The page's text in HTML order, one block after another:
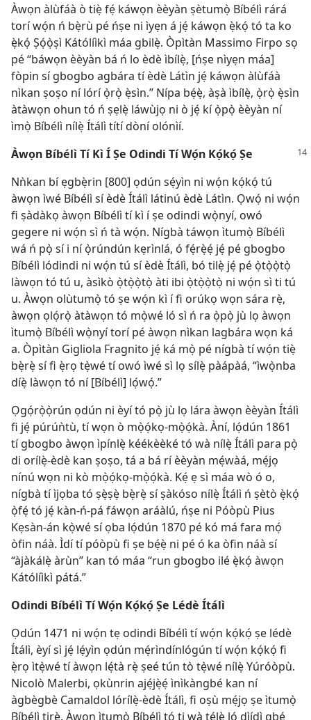
Àwọn àlùfáà ò tiẹ̀ fẹ́ káwọn èèyàn ṣètumọ̀ Bíbélì rárá
torí wọ́n ń bẹ̀rù pé ńṣe ni ìyẹn á jẹ́ káwọn ẹ̀kọ́ tó ta ko
ẹ̀kọ́ Ṣọ́ọ̀ṣì Kátólíìkì máa gbilẹ̀. Òpìtàn Massimo Firpo sọ
pé “báwọn èèyàn bá ń lo èdè ìbílẹ̀, [ńṣe nìyẹn máa]
fòpin sí gbogbo agbára tí èdè Látìn jẹ́ káwọn àlùfáà
nìkan ṣoṣo ní lórí ọ̀rọ̀ ẹ̀sìn.” Nípa bẹ́ẹ̀, àṣà ìbílẹ̀, ọ̀rọ̀ ẹ̀sìn
àtàwọn ohun tó ń ṣẹlẹ̀ láwùjọ ni ò jẹ́ kí ọ̀pọ̀ èèyàn ní
ìmọ̀ Bíbélì nílẹ̀ Ítálì títí dòní olónìí.
Àwọn Bíbélì Tí Kì Í Ṣe Odindi Tí Wọ́n Kọ́kọ́ Ṣe
Nǹkan bí ẹgbẹ̀rin [800] ọdún sẹ́yìn ni wọ́n kọ́kọ́ tú
àwọn ìwé Bíbélì sí èdè Ítálì látinú èdè Látìn. Ọwọ́ ni wọ́n
fi ṣàdàkọ àwọn Bíbélì tí kì í ṣe odindi wọ̀nyí, owó
gegere ni wọ́n sì ń tà wọ́n. Nígbà táwọn ìtumọ̀ Bíbélì
wá ń pọ̀ sí i ní ọ̀rúndún kẹrìnlá, ó fẹ́rẹ̀ẹ́ jẹ́ pé gbogbo
Bíbélì lódindi ni wọ́n tú sí èdè Ítálì, bó tilẹ̀ jẹ́ pé ọ̀tọ̀ọ̀tọ̀
làwọn tó tú u, àsìkò ọ̀tọ̀ọ̀tọ̀ àti ibi ọ̀tọ̀ọ̀tọ̀ ni wọ́n sì ti tú
u. Àwọn olùtumọ̀ tó ṣe wọ́n kì í fi orúkọ wọn sára rẹ̀,
àwọn ọlọ́rọ̀ àtàwọn tó mọ̀wé ló sì ń ra ọ̀pọ̀ jù lọ àwọn
ìtumọ̀ Bíbélì wọ̀nyí torí pé àwọn nìkan lagbára wọn ká
a. Òpìtàn Gigliola Fragnito jẹ́ ká mọ̀ pé nígbà tí wọ́n tiẹ̀
bẹ̀rẹ̀ sí fi ẹ̀rọ tẹ̀wé tí owó ìwé sì lọ sílẹ̀ pàápàá, “ìwọ̀nba
díẹ̀ làwọn tó ní [Bíbélì] lọ́wọ́.”
Ọgọ́rọ̀ọ̀rún ọdún ni èyí tó pọ̀ jù lọ lára àwọn èèyàn Ítálì
fi jẹ́ púrúǹtù, tí wọn ò mọ̀ọ́kọ-mọ̀ọ́kà. Àní, lọ́dún 1861
tí gbogbo àwọn ìpínlẹ̀ kéékèèké tó wà nílẹ̀ Ítálì para pọ̀
di orílẹ̀-èdè kan ṣoṣo, tá a bá rí èèyàn mẹ́wàá, mẹ́jọ
nínú wọn ni kò mọ̀ọ́kọ-mọ̀ọ́kà. Kẹ́ ẹ sì máa wò ó o,
nígbà tí ìjọba tó ṣẹ̀ṣẹ̀ bẹ̀rẹ̀ sí ṣàkóso nílẹ̀ Ítálì ń ṣètò ẹ̀kọ́
ọ̀fẹ́ tó jẹ́ kàn-ń-pá fáwọn aráàlú, ńṣe ni Póòpù Pius
Kẹsàn-án kọ̀wé sí ọba lọ́dún 1870 pé kó má fara mọ́
òfin náà. Ìdí tí póòpù fi ṣe bẹ́ẹ̀ ni pé ó ka òfin náà sí
“àjàkálẹ̀ àrùn” kan tó máa “run gbogbo ilé ẹ̀kọ́ àwọn
Kátólíìkì pátá.”
Odindi Bíbélì Tí Wọ́n Kọ́kọ́ Ṣe Lédè Ítálì
Ọdún 1471 ni wọ́n tẹ odindi Bíbélì tí wọ́n kọ́kọ́ ṣe lédè
Ítálì, èyí sì jẹ́ lẹ́yìn ọdún mẹ́rìndínlógún tí wọ́n kọ́kọ́ fi
ẹ̀rọ ìtẹ̀wé tí àwọn lẹ́tà rẹ̀ ṣeé tún tò tẹ̀wé nílẹ̀ Yúróòpù.
Nicolò Malerbi, ọkùnrin ajẹ́jẹ̀ẹ́ ìnìkàngbé kan ní
àgbègbè Camaldol lórílẹ̀-èdè Ítálì, fi oṣù mẹ́jọ ṣe ìtumọ̀
Bíbélì tirẹ̀. Àwọn ìtumọ̀ Bíbélì tó ti wà tẹ́lẹ̀ ló dìídì gbé